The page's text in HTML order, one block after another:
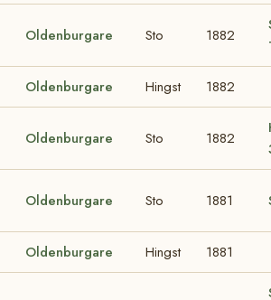
Oldenburgare Sto 1882
Oldenburgare Hingst 1882
Oldenburgare Sto 1882
Oldenburgare Sto 1881
Oldenburgare Hingst 1881